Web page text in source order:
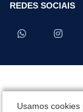
REDES SOCIAIS
Usamos